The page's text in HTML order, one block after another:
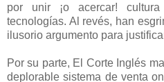
por unir ¡o acercar!
tecnologías. Al revés, han
ilusorio argumento para
Por su parte, El Corte Inglés
deplorable sistema de venta